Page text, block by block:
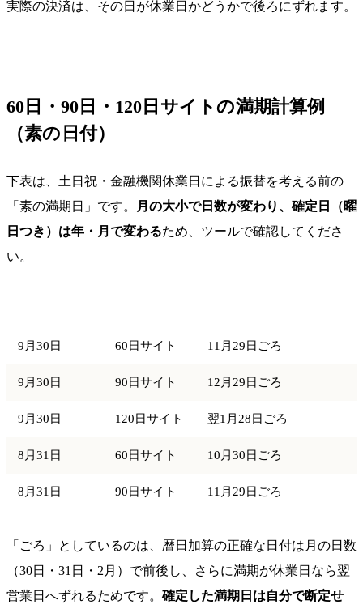
実際の決済は、その日が休業日かどうかで後ろにずれます。
60日・90日・120日サイトの満期計算例
（素の日付）
下表は、土日祝・金融機関休業日による振替を考える前の
「素の満期日」です。
月の大小で日数が変わり、確定日（曜
日つき）は年・月で変わるため、ツールで確認してくださ
い。
9月30日 60日サイト 11月29日ごろ
9月30日 90日サイト 12月29日ごろ
9月30日 120日サイト 翌1月28日ごろ
8月31日 60日サイト 10月30日ごろ
8月31日 90日サイト 11月29日ごろ
「ごろ」としているのは、暦日加算の正確な日付は月の日数
（30日・31日・2月）で前後し、さらに満期が休業日なら翌
営業日へずれるためです。 確定した満期日は自分で断定せ